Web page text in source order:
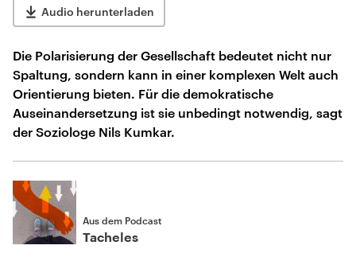
Audio herunterladen
Die Polarisierung der Gesellschaft bedeutet nicht nur
Spaltung, sondern kann in einer komplexen Welt auch
Orientierung bieten. Für die demokratische
Auseinandersetzung ist sie unbedingt notwendig, sagt
der Soziologe Nils Kumkar.
Aus dem Podcast
Tacheles